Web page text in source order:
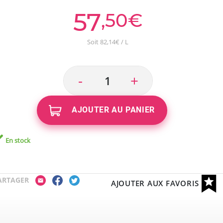
57,50€
Soit 82,14€ / L
- +
AJOUTER AU PANIER
En stock
AJOUTER AUX FAVORIS